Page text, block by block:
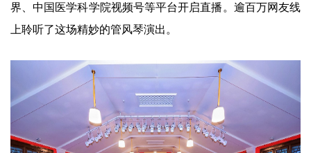
界、中国医学科学院视频号等平台开启直播。逾百万网友线
上聆听了这场精妙的管风琴演出。